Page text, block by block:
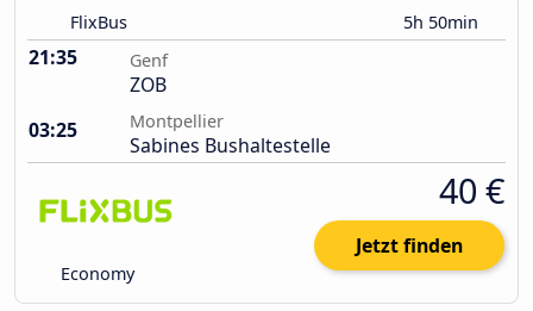
FlixBus 5h 50min
21:35 Genf
ZOB
03:25
Montpellier
Sabines Bushaltestelle
Economy
40 €
Jetzt finden